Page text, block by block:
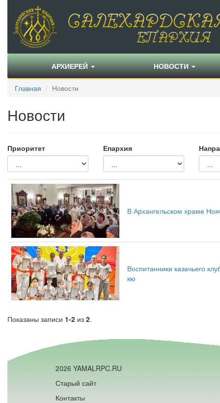
АРХИЕРЕЙ НОВОСТИ
Главная Новости
Новости
Приоритет Епархия
В Архангельском храме
Воспитанники казачьего
кю
Показаны записи 1-2 из 2.
2026 YAMALRPC.RU
Старый сайт
Контакты